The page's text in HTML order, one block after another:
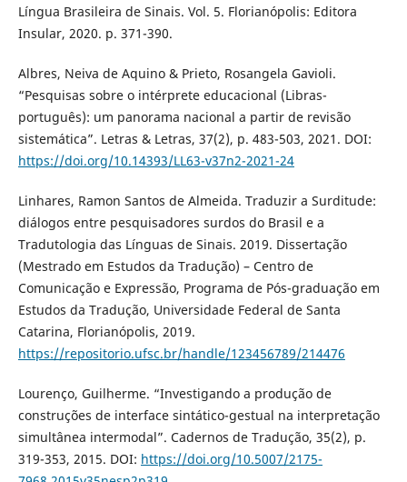
Língua Brasileira de Sinais. Vol. 5. Florianópolis: Editora
Insular, 2020. p. 371-390.
Albres, Neiva de Aquino & Prieto, Rosangela Gavioli.
“Pesquisas sobre o intérprete educacional (Libras-
português): um panorama nacional a partir de revisão
sistemática”. Letras & Letras, 37(2), p. 483-503, 2021. DOI:
https://doi.org/10.14393/LL63-v37n2-2021-24
Linhares, Ramon Santos de Almeida. Traduzir a Surditude:
diálogos entre pesquisadores surdos do Brasil e a
Tradutologia das Línguas de Sinais. 2019. Dissertação
(Mestrado em Estudos da Tradução) – Centro de
Comunicação e Expressão, Programa de Pós-graduação em
Estudos da Tradução, Universidade Federal de Santa
Catarina, Florianópolis, 2019.
https://repositorio.ufsc.br/handle/123456789/214476
Lourenço, Guilherme. “Investigando a produção de
construções de interface sintático-gestual na interpretação
simultânea intermodal”. Cadernos de Tradução, 35(2), p.
319-353, 2015. DOI: https://doi.org/10.5007/2175-